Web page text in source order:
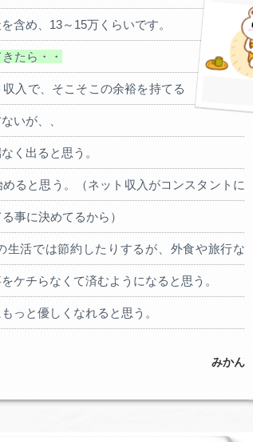
含め、13～15万くらいです。
たら・・
入で、そこそこの余裕を持てる
いが、、
く出ると思う。
めると思う。（ネット収入がコンスタントに
事に決めてるから）
生活では節約したりするが、外食や旅行な
ケチらなくて済むようになると思う。
っと優しくなれると思う。
みかん